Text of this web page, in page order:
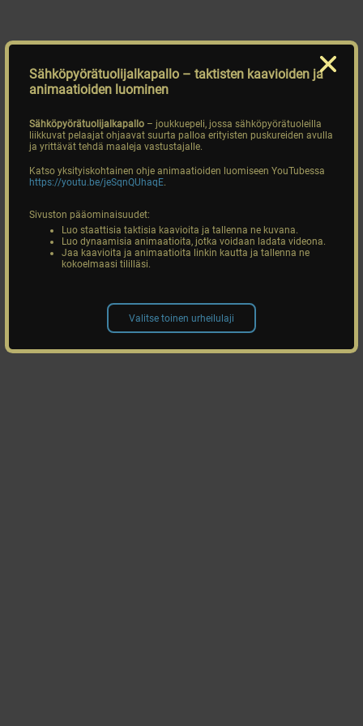
Sähköpyörätuolijalkapallo – taktisten kaavioiden ja
animaatioiden luominen
Sähköpyörätuolijalkapallo – joukkuepeli, jossa sähköpyörätuoleilla
liikkuvat pelaajat ohjaavat suurta palloa erityisten puskureiden avulla
ja yrittävät tehdä maaleja vastustajalle.
Katso yksityiskohtainen ohje animaatioiden luomiseen YouTubessa
https://youtu.be/jeSqnQUhaqE.
Sivuston pääominaisuudet:
Luo staattisia taktisia kaavioita ja tallenna ne kuvana.
Luo dynaamisia animaatioita, jotka voidaan ladata videona.
Jaa kaavioita ja animaatioita linkin kautta ja tallenna ne
kokoelmaasi tililläsi.
Valitse toinen urheilulaji